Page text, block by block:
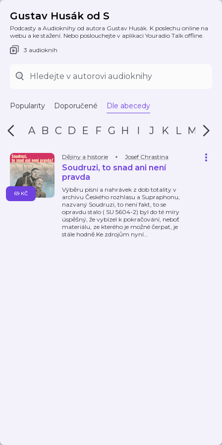
Gustav Husák od S
Podcasty a Audioknihy od autora Gustav Husák. K poslechu online na
webu a ke stažení. Nebo poslouchejte v aplikaci Youradio Talk offline.
3 audioknih
Popularity Doporučené Dle abecedy
A B C D E F G H I J K L M N
Dějiny a historie Josef Chrastina
Soudruzi, to snad ani není
pravda
Výběru písní a nahrávek z dob totality v
archivu Českého rozhlasu a Supraphonu,
nazvaný Soudruzi, to není fakt, to se
opravdu stalo ( SU 5604-2) byl do té míry
úspěšný, že vybízel k pokračování, neboť
materiálu, ze kterého je možné čerpat, je
stále hodně.Ke zdrojům nyní…
69 KČ